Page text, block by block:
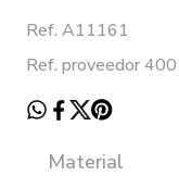
Ref. A11161
Ref. proveedor
Material